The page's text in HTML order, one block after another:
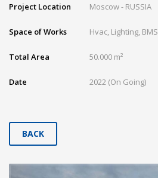
Project Location Moscow - RUSSIA
Space of Works Hvac, Lighting, BMS
Total Area 50.000 m²
Date 2022 (On Going)
BACK